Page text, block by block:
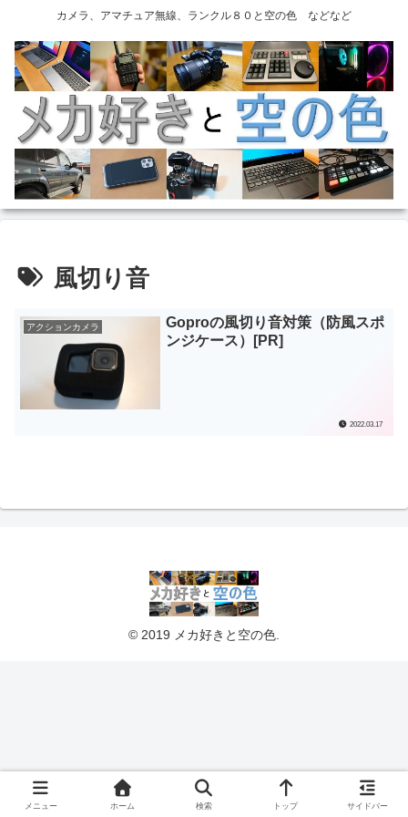
カメラ、アマチュア無線、ランクル８０と空の色 などなど
風切り音
アクションカメラ
Goproの風切り音対策（防風スポ
ンジケース）[PR]
2022.03.17
© 2019 メカ好きと空の色.
メニュー ホーム 検索 トップ サイドバー